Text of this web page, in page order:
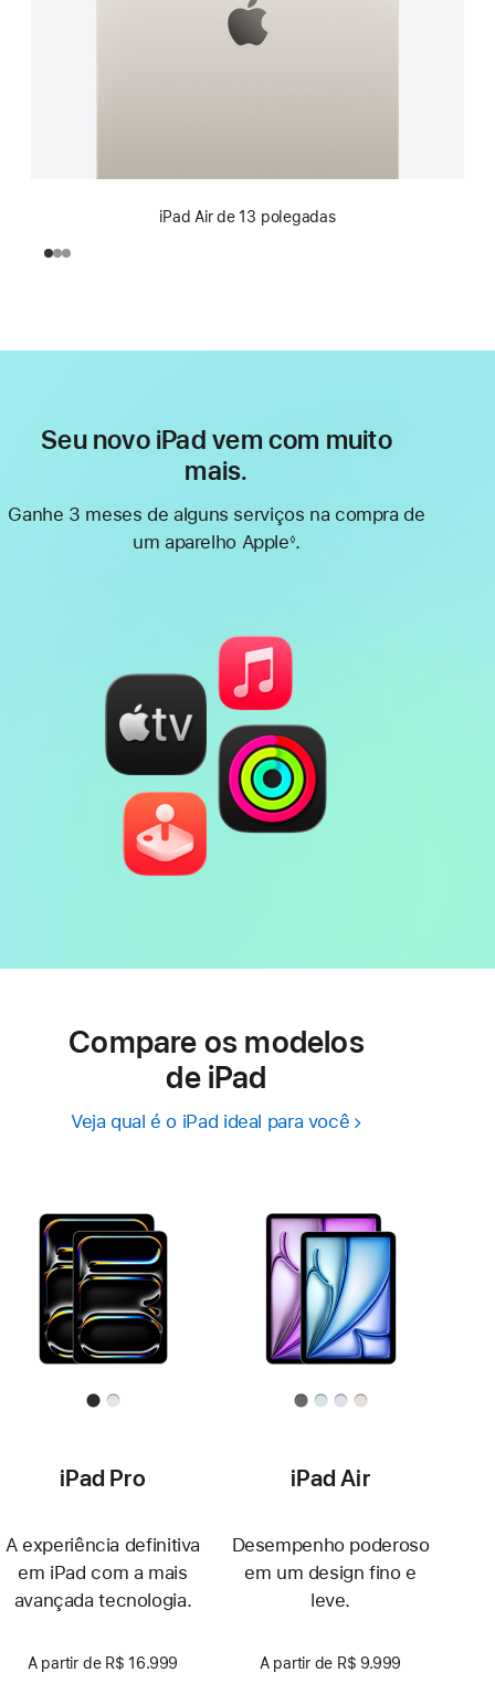
iPad Air de 13 polegadas
Seu novo iPad vem com muito
mais.
Ganhe 3 meses de alguns serviços na compra de
um aparelho Apple◊.
Compare os modelos
de iPad
Veja qual é o iPad ideal para você
iPad Pro
A experiência definitiva
em iPad com a mais
avançada tecnologia.
A partir de R$ 16.999
iPad Air
Desempenho poderoso
em um design fino e
leve.
A partir de R$ 9.999